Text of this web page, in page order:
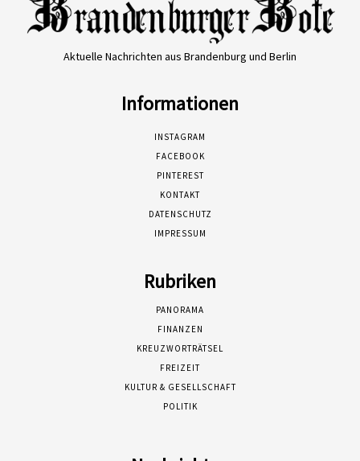
Aktuelle Nachrichten aus Brandenburg und Berlin
Informationen
INSTAGRAM
FACEBOOK
PINTEREST
KONTAKT
DATENSCHUTZ
IMPRESSUM
Rubriken
PANORAMA
FINANZEN
KREUZWORTRÄTSEL
FREIZEIT
KULTUR & GESELLSCHAFT
POLITIK